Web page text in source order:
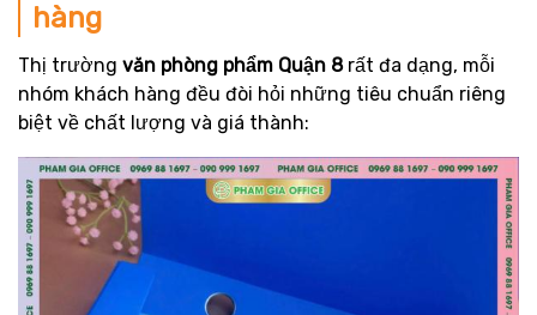
hàng
Thị trường văn phòng phẩm Quận 8rất đa dạng, mỗi
nhóm khách hàng đều đòi hỏi những tiêu chuẩn riêng
biệt về chất lượng và giá thành: